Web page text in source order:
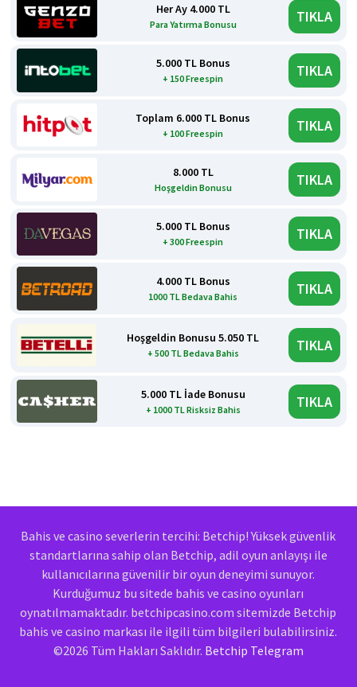
Her Ay 4.000 TL
Para Yatırma Bonusu TIKLA
5.000 TL Bonus
+ 150 Freespin TIKLA
Toplam 6.000 TL Bonus
+ 100 Freespin TIKLA
8.000 TL
Hoşgeldin Bonusu TIKLA
5.000 TL Bonus
+ 300 Freespin TIKLA
4.000 TL Bonus
1000 TL Bedava Bahis TIKLA
Hoşgeldin Bonusu 5.050 TL
+ 500 TL Bedava Bahis TIKLA
5.000 TL İade Bonusu
+ 1000 TL Risksiz Bahis TIKLA
Bahis ve casino severlerin tercihi: Betchip! Yüksek güvenlik
standartlarına sahip olan Betchip, adil oyun anlayışı ile
kullanıcılarına güvenilir bir oyun deneyimi sunuyor.
Kurduğumuz bu sitede bahis ve casino oyunları
oynatılmamaktadır. betchipcasino.com sitemizde Betchip
bahis ve casino markası ile ilgili tüm bilgileri bulabilirsiniz.
©2026 Tüm Hakları Saklıdır. Betchip Telegram